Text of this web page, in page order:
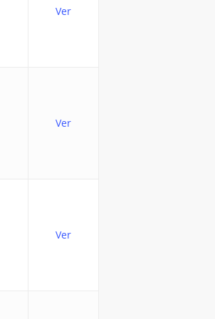
Ver
Ver
Ver